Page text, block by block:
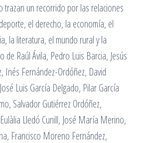
trazan un recorrido por las relaciones
el derecho, la economía, el
la literatura, el mundo rural y la
de Raúl Ávila, Pedro Luis Barcia, Jesús
Inés Fernández-Ordóñez, David
Luis García Delgado, Pilar García
Salvador Gutiérrez Ordóñez,
Lledó Cunill, José María Merino,
Francisco Moreno Fernández,